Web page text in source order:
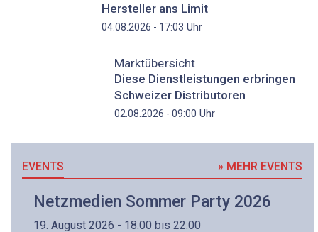
Hersteller ans Limit
04.08.2026 - 17:03 Uhr
Marktübersicht
Diese Dienstleistungen erbringen
Schweizer Distributoren
02.08.2026 - 09:00 Uhr
EVENTS » MEHR EVENTS
Netzmedien Sommer Party 2026
19. August 2026 - 18:00 bis 22:00